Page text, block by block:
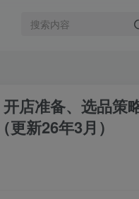
店准备、选品策
新26年3月）